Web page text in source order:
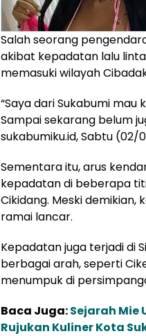
Salah seorang
akibat kepadatan lalu
memasuki wilayah
“Saya dari Sukabumi
Sampai sekarang belum
sukabumiku.id, Sabtu (02/
Sementara itu, arus
kepadatan di beberapa
Cikidang. Meski
ramai lancar.
Kepadatan juga terjadi di
berbagai arah, seperti
menumpuk di
Baca Juga:Sejarah Mie
Rujukan Kuliner Kota